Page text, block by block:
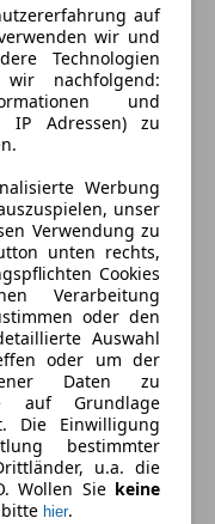
auf
wir und
Technologien
nachfolgend:
und
IP Adressen) zu
Werbung
unser
Verwendung zu
unten rechts,
Cookies
Verarbeitung
oder den
Auswahl
oder um der
Daten zu
auf Grundlage
Die Einwilligung
bestimmter
u.a. die
Wollen Sie keine
hier.